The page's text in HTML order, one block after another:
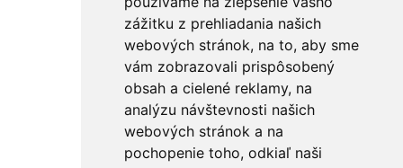
zážitku z prehliadania našich
webových stránok, na to, aby sme
vám zobrazovali prispôsobený
obsah a cielené reklamy, na
analýzu návštevnosti našich
webových stránok a na
pochopenie toho, odkiaľ naši